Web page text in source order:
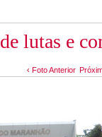
lutas e
‹ Foto Anterior